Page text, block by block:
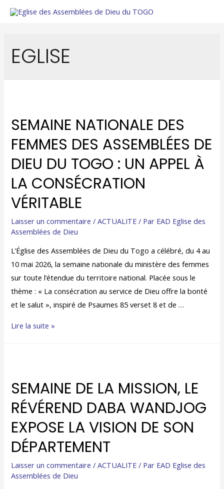
EGLISE
SEMAINE NATIONALE DES
FEMMES DES ASSEMBLÉES DE
DIEU DU TOGO : UN APPEL À
LA CONSÉCRATION
VÉRITABLE
Laisser un commentaire /ACTUALITE / Par EAD Eglise des
Assemblées de Dieu
L’Église des Assemblées de Dieu du Togo a célébré, du 4 au
10 mai 2026, la semaine nationale du ministère des femmes
sur toute l’étendue du territoire national. Placée sous le
thème : « La consécration au service de Dieu offre la bonté
et le salut », inspiré de Psaumes 85 verset 8 et de …
Lire la suite »
SEMAINE DE LA MISSION, LE
RÉVÉREND DABA WANDJOG
EXPOSE LA VISION DE SON
DÉPARTEMENT
Laisser un commentaire /ACTUALITE / Par EAD Eglise des
Assemblées de Dieu